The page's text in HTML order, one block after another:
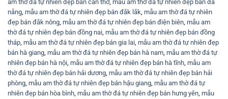
am thờ đá tự nhiên đẹp bán cần thơ, mẫu am thờ đá tự nhiên đẹp bán đà
nẵng, mẫu am thờ đá tự nhiên đẹp bán đắk lắk, mẫu am thờ đá tự nhiên
đẹp bán đắk nông, mẫu am thờ đá tự nhiên đẹp bán điện biên, mẫu am
thờ đá tự nhiên đẹp bán đồng nai, mẫu am thờ đá tự nhiên đẹp bán đồng
tháp, mẫu am thờ đá tự nhiên đẹp bán gia lai, mẫu am thờ đá tự nhiên đẹp
bán hà giang, mẫu am thờ đá tự nhiên đẹp bán hà nam, mẫu am thờ đá tự
nhiên đẹp bán hà nội, mẫu am thờ đá tự nhiên đẹp bán hà tĩnh, mẫu am
thờ đá tự nhiên đẹp bán hải dương, mẫu am thờ đá tự nhiên đẹp bán hải
phòng, mẫu am thờ đá tự nhiên đẹp bán hậu giang, mẫu am thờ đá tự
nhiên đẹp bán hòa bình, mẫu am thờ đá tự nhiên đẹp bán hưng yên, mẫu